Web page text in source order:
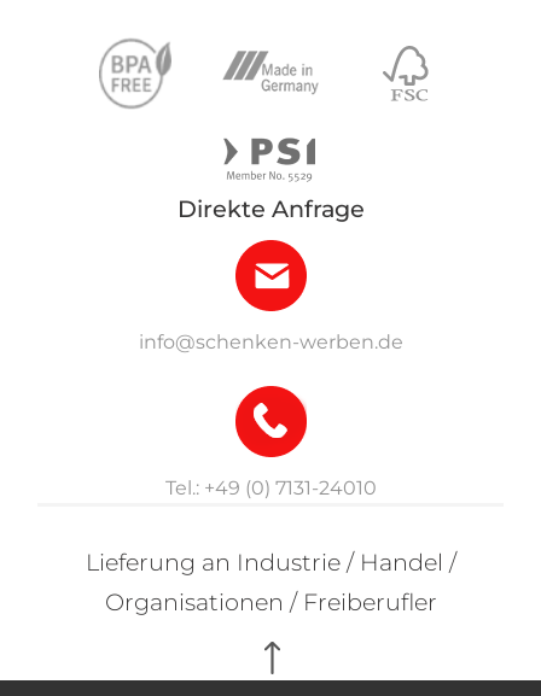
Direkte Anfrage
info@schenken-werben.de
Tel.: +49 (0) 7131-24010
Lieferung an Industrie / Handel /
Organisationen / Freiberufler